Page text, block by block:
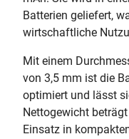
Batterien geliefert,
wirtschaftliche
Mit einem
von 3,5 mm ist die
optimiert und lässt
Nettogewicht
Einsatz in